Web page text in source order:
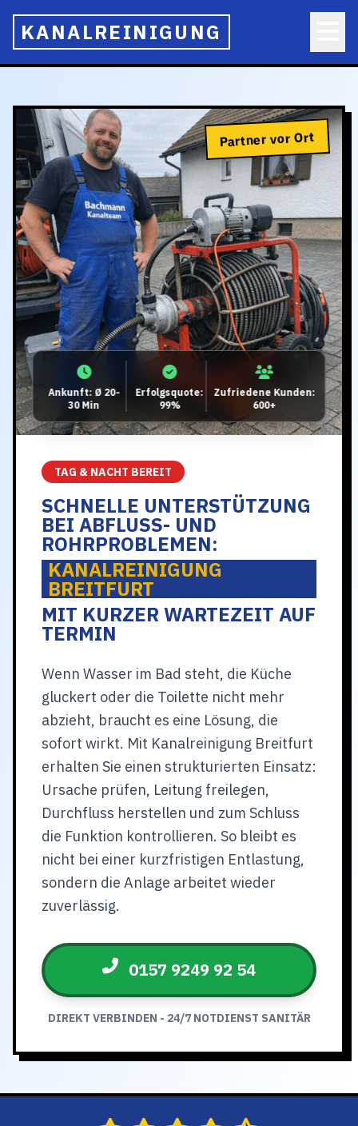
KANALREINIGUNG
Partner vor Ort
Ankunft: Ø 20-
30 Min
Erfolgsquote:
99%
Zufriedene Kunden:
600+
TAG & NACHT BEREIT
SCHNELLE UNTERSTÜTZUNG
BEI ABFLUSS- UND
ROHRPROBLEMEN:
KANALREINIGUNG
BREITFURT
MIT KURZER WARTEZEIT AUF
TERMIN
Wenn Wasser im Bad steht, die Küche
gluckert oder die Toilette nicht mehr
abzieht, braucht es eine Lösung, die
sofort wirkt. Mit Kanalreinigung Breitfurt
erhalten Sie einen strukturierten Einsatz:
Ursache prüfen, Leitung freilegen,
Durchfluss herstellen und zum Schluss
die Funktion kontrollieren. So bleibt es
nicht bei einer kurzfristigen Entlastung,
sondern die Anlage arbeitet wieder
zuverlässig.
0157 9249 92 54
DIREKT VERBINDEN - 24/7 NOTDIENST SANITÄR